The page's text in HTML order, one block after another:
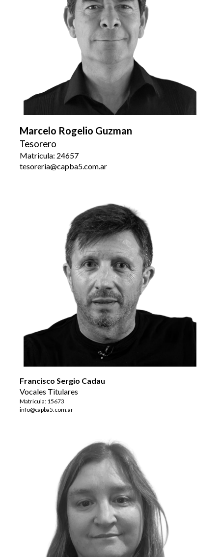
Marcelo Rogelio Guzman
Tesorero
Matricula: 24657
tesoreria@capba5.com.ar
Francisco Sergio Cadau
Vocales Titulares
Matricula: 15673
info@capba5.com.ar